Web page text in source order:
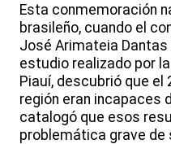
Esta conmemoración
brasileño, cuando el
José Arimateia Dantas
estudio realizado por
Piauí, descubrió que el
región eran incapaces
catalogó que esos
problemática grave de